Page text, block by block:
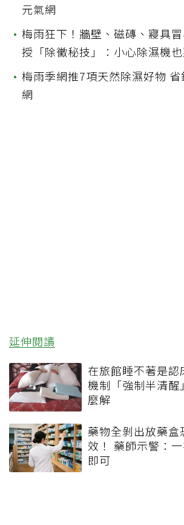
元氣網
• 梅雨狂下！牆壁、磁磚、寢具
授「除黴秘技」：小心除濕機
• 梅雨季網推7項天然除濕好物
網
延伸閱讀
在旅館睡不著是認
機制「強制半清醒
麼解
藥物全剝出放藥盒
效！ 藥師示警：
即可